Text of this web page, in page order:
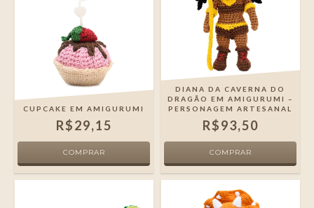
CUPCAKE EM AMIGURUMI
R$29,15
DIANA DA CAVERNA DO
DRAGÃO EM AMIGURUMI –
PERSONAGEM ARTESANAL
R$93,50